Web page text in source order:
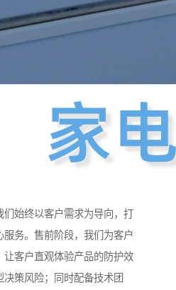
始终以客户需求为导向，打
务。售前阶段，我们为客户
客户直观体验产品的防护效
策风险；同时配备技术团